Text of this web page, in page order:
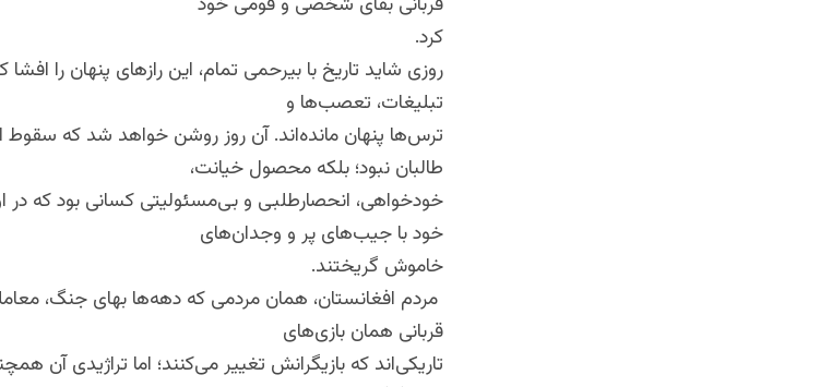
کرد.
روزی شاید تاریخ با بیرحمی تمام، این رازهای پنهان را افشا
تبلیغات، تعصب‌ها و
ترس‌ها پنهان مانده‌اند. آن روز روشن خواهد شد که سقوط
طالبان نبود؛ بلکه محصول خیانت،
خودخواهی، انحصارطلبی و بی‌مسئولیتی کسانی بود که در
خود با جیب‌های پر و وجدان‌های
خاموش گریختند.
مردم افغانستان، همان مردمی که دهه‌ها بهای جنگ،
قربانی همان بازی‌های
تاریکی‌اند که بازیگرانش تغییر می‌کنند؛ اما تراژیدی آن